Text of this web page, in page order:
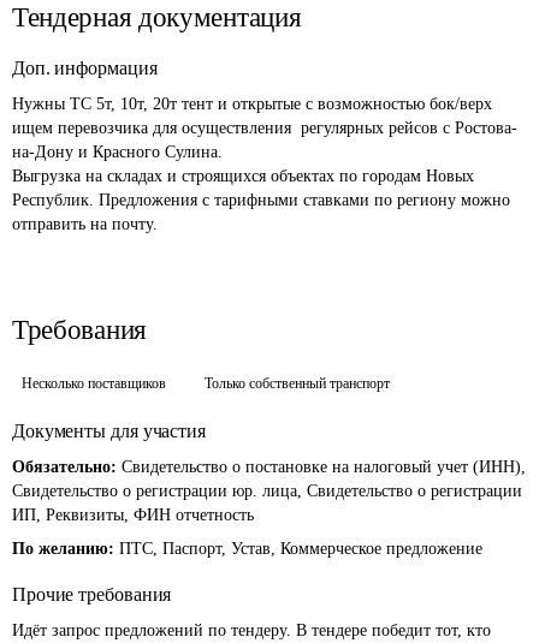
Тендерная документация
Доп. информация
Нужны ТС 5т, 10т, 20т тент и открытые с возможностью бок/верх
ищем перевозчика для осуществления  регулярных рейсов с Ростова-
на-Дону и Красного Сулина.
Выгрузка на складах и строящихся объектах по городам Новых
Республик. Предложения с тарифными ставками по региону можно
отправить на почту.
Требования
Несколько поставщиков Только собственный транспорт
Документы для участия
Обязательно: Свидетельство о постановке на налоговый учет (ИНН),
Свидетельство о регистрации юр. лица, Свидетельство о регистрации
ИП, Реквизиты, ФИН отчетность
По желанию: ПТС, Паспорт, Устав, Коммерческое предложение
Прочие требования
Идёт запрос предложений по тендеру. В тендере победит тот, кто